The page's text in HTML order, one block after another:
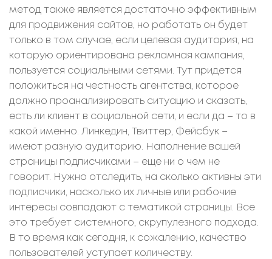
метод также является достаточно эффективным
для продвижения сайтов, но работать он будет
только в том случае, если целевая аудитория, на
которую ориентирована рекламная кампания,
пользуется социальными сетями. Тут придется
положиться на честность агентства, которое
должно проанализировать ситуацию и сказать,
есть ли клиент в социальной сети, и если да – то в
какой именно. Линкедин, Твиттер, Фейсбук –
имеют разную аудиторию. Наполнение вашей
страницы подписчиками – еще ни о чем не
говорит. Нужно отследить, на сколько активны эти
подписчики, насколько их личные или рабочие
интересы совпадают с тематикой страницы. Все
это требует системного, скрупулезного подхода.
В то время как сегодня, к сожалению, качество
пользователей уступает количеству.